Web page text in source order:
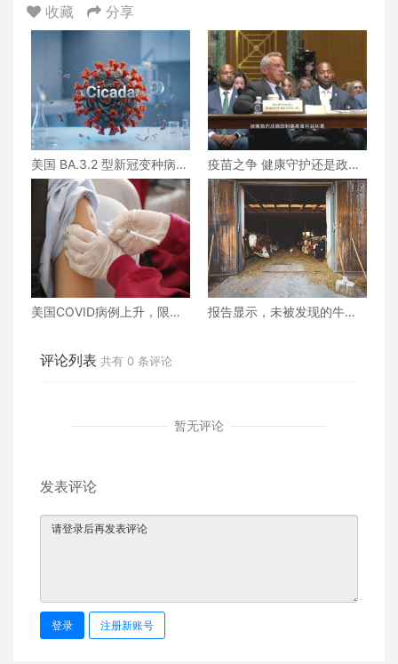
收藏 分享
美国 BA.3.2 型新冠变种病例
正在上升
疫苗之争 健康守护还是政治
游戏？
美国COVID病例上升，限制
报告显示，未被发现的牛与
评论列表 共有 0 条评论
暂无评论
发表评论
登录 注册新账号